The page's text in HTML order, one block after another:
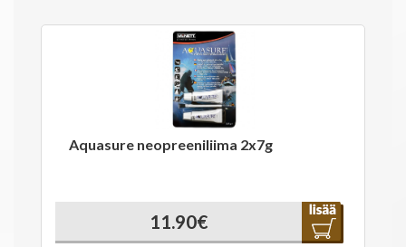
Aquasure neopreeniliima 2x7g
11.90€